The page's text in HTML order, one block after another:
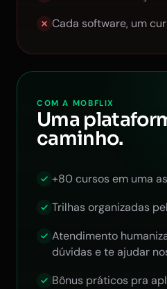
Cada software, um
COM A MOBFLIX
Uma
caminho.
+80 cursos em uma
Trilhas organizadas
Atendimento
dúvidas e te ajudar
Bônus práticos pra